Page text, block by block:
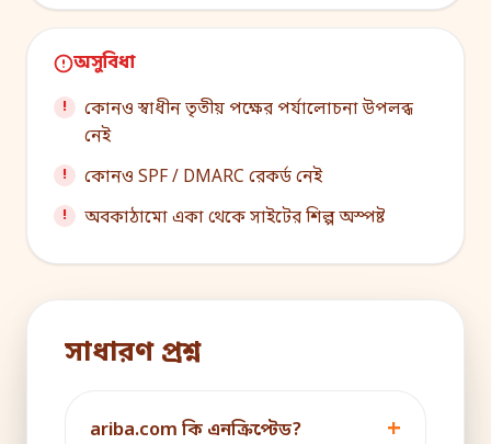
অসুবিধা
কোনও স্বাধীন তৃতীয় পক্ষের পর্যালোচনা উপলব্ধ
নেই
কোনও SPF / DMARC রেকর্ড নেই
অবকাঠামো একা থেকে সাইটের শিল্প অস্পষ্ট
সাধারণ প্রশ্ন
ariba.com কি এনক্রিপ্টেড?